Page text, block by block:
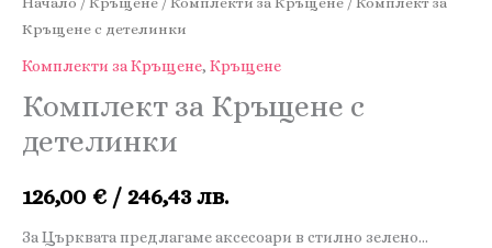
Кръщене с детелинки
Комплекти за Кръщене, Кръщене
Комплект за Кръщене с
детелинки
126,00 € / 246,43 лв.
За Църквата предлагаме аксесоари в стилно зелено…